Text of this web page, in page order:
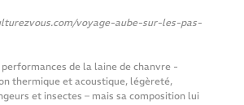
voyage-aube-sur-les-pas-
de la laine de chanvre -
thermique et acoustique, légèreté,
et insectes – mais sa composition lui